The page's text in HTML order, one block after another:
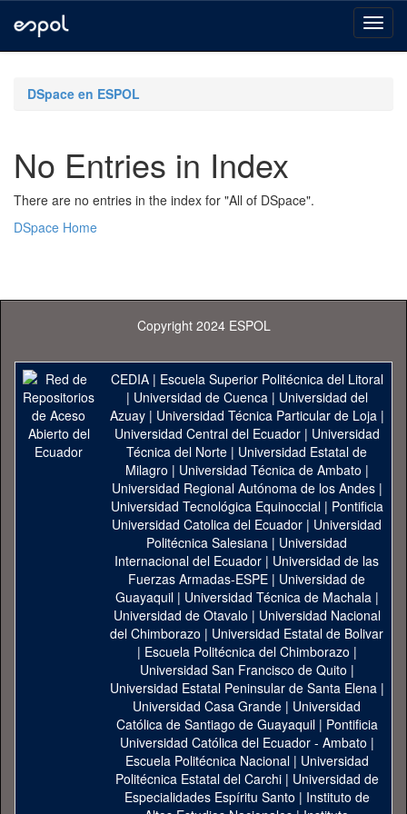
navigationDSpace en ESPOL
No Entries in Index
There are no entries in the index for "All of DSpace".
DSpace Home
Copyright 2024 ESPOL
CEDIA| Escuela Superior Politécnica del Litoral
| Universidad de Cuenca| Universidad del
Azuay| Universidad Técnica Particular de Loja|
Universidad Central del Ecuador| Universidad
Técnica del Norte | Universidad Estatal de
Milagro | Universidad Técnica de Ambato |
Universidad Regional Autónoma de los Andes|
Universidad Tecnológica Equinoccial| Pontificia
Universidad Catolica del Ecuador | Universidad
Politécnica Salesiana | Universidad
Internacional del Ecuador | Universidad de las
Fuerzas Armadas-ESPE | Universidad de
Guayaquil| Universidad Técnica de Machala|
Universidad de Otavalo | Universidad Nacional
del Chimborazo | Universidad Estatal de Bolivar
| Escuela Politécnica del Chimborazo |
Universidad San Francisco de Quito |
Universidad Estatal Peninsular de Santa Elena|
Universidad Casa Grande | Universidad
Católica de Santiago de Guayaquil| Pontificia
Universidad Católica del Ecuador - Ambato |
Escuela Politécnica Nacional| Universidad
Politécnica Estatal del Carchi| Universidad de
Especialidades Espíritu Santo | Instituto de